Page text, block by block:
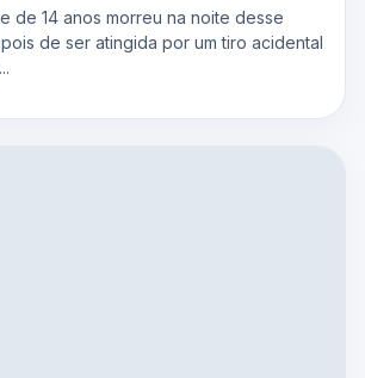
de 14 anos morreu na noite desse
de ser atingida por um tiro acidental